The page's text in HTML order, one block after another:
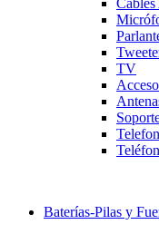
TV
Baterías-Pilas y